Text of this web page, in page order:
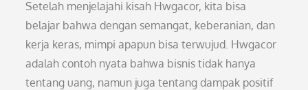
Setelah menjelajahi kisah Hwgacor, kita bisa
belajar bahwa dengan semangat, keberanian, dan
kerja keras, mimpi apapun bisa terwujud. Hwgacor
adalah contoh nyata bahwa bisnis tidak hanya
tentang uang, namun juga tentang dampak positif